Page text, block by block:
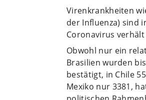
Virenkrankheiten
der Influenza) sind
Coronavirus
Obwohl nur ein
Brasilien wurden
bestätigt, in Chile
Mexiko nur 3381,